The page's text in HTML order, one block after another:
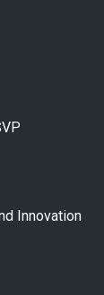
Innovation